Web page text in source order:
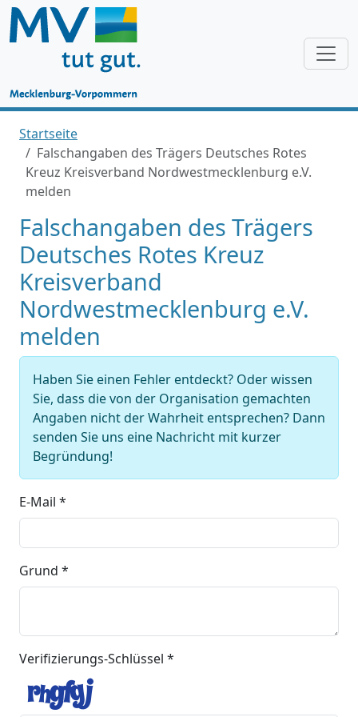
Startseite
Falschangaben des Trägers Deutsches Rotes
Kreuz Kreisverband Nordwestmecklenburg e.V.
melden
Falschangaben des Trägers
Deutsches Rotes Kreuz
Kreisverband
Nordwestmecklenburg e.V.
melden
Haben Sie einen Fehler entdeckt? Oder wissen
Sie, dass die von der Organisation gemachten
Angaben nicht der Wahrheit entsprechen? Dann
senden Sie uns eine Nachricht mit kurzer
Begründung!
E-Mail *
Grund *
Verifizierungs-Schlüssel *